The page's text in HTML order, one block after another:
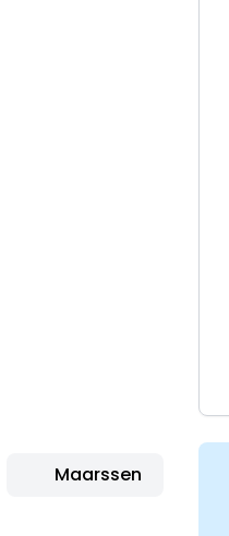
Maarssen